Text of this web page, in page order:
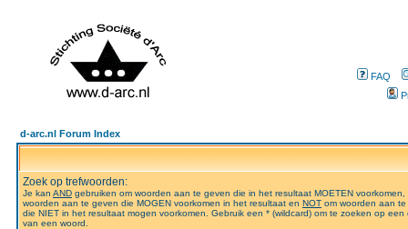
FAQ
d-arc.nl Forum Index
Zoek op trefwoorden:
Je kan AND gebruiken om woorden aan te geven die in het resultaat MOETEN voorkomen,
woorden aan te geven die MOGEN voorkomen in het resultaat en NOT om woorden aan
die NIET in het resultaat mogen voorkomen. Gebruik een * (wildcard) om te zoeken op een
van een woord.